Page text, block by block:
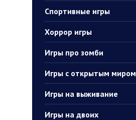
Спортивные игры
Хоррор игры
Игры про зомби
Игры с открытым миром
Игры на выживание
Игры на двоих